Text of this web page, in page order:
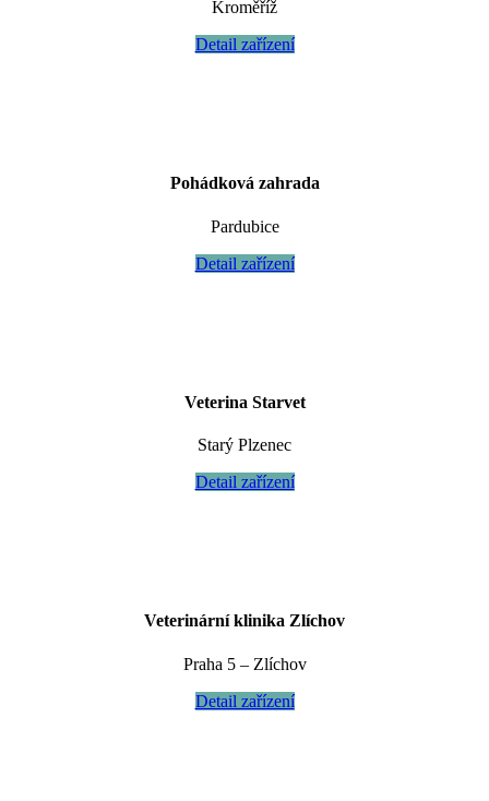
Kroměříž
Detail zařízení
Pohádková zahrada
Pardubice
Detail zařízení
Veterina Starvet
Starý Plzenec
Detail zařízení
Veterinární klinika Zlíchov
Praha 5 – Zlíchov
Detail zařízení